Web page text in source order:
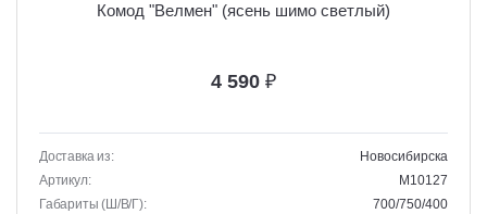
Комод "Велмен" (ясень шимо светлый)
4 590 ₽
Доставка из:
Новосибирска
Артикул:
M10127
Габариты (Ш/В/Г):
700/750/400